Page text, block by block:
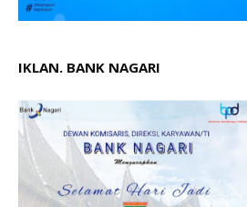
IKLAN. BANK NAGARI